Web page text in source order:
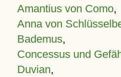
Amantius von Como,
Anna von
Bademus,
Concessus und
Duvian,